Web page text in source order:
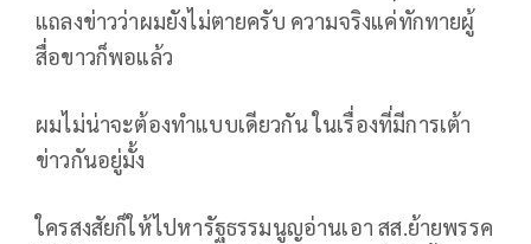
แถลงข่าวว่าผมยังไม่ตายครับ ความจริงแค่ทักทายผู้
สื่อขาวก็พอแล้ว
ผมไม่น่าจะต้องทำแบบเดียวกัน ในเรื่องที่มีการเต้า
ข่าวกันอยู่มั้ง
ใครสงสัยก็ให้ไปหารัฐธรรมนูญอ่านเอา สส.ย้ายพรรค